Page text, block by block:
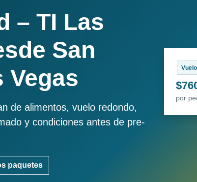
– TI Las
San
Vegas
de alimentos, vuelo redondo,
y condiciones antes de pre-
paquetes
por